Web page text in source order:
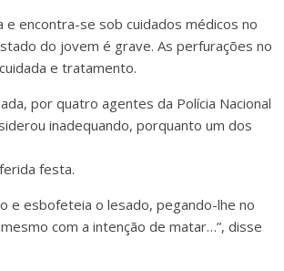
encontra-se sob cuidados médicos no
do jovem é grave. As perfurações no
e tratamento.
por quatro agentes da Polícia Nacional
inadequando, porquanto um dos
festa.
e esbofeteia o lesado, pegando-lhe no
com a intenção de matar…”, disse